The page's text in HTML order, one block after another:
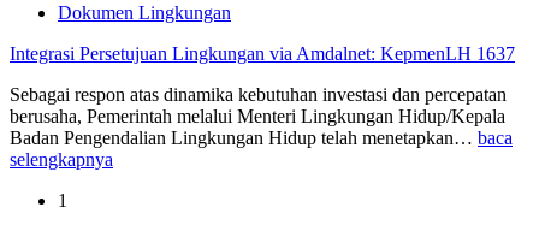
Dokumen Lingkungan
Integrasi Persetujuan Lingkungan via Amdalnet: KepmenLH 1637
Sebagai respon atas dinamika kebutuhan investasi dan percepatan
berusaha, Pemerintah melalui Menteri Lingkungan Hidup/Kepala
Badan Pengendalian Lingkungan Hidup telah menetapkan… baca
selengkapnya
1